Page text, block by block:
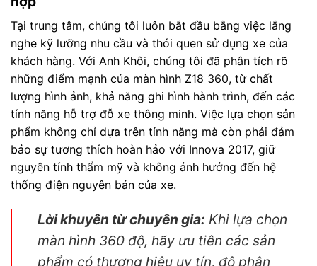
Tại trung tâm, chúng tôi luôn bắt đầu bằng việc lắng
nghe kỹ lưỡng nhu cầu và thói quen sử dụng xe của
khách hàng. Với Anh Khôi, chúng tôi đã phân tích rõ
những điểm mạnh của màn hình Z18 360, từ chất
lượng hình ảnh, khả năng ghi hình hành trình, đến các
tính năng hỗ trợ đỗ xe thông minh. Việc lựa chọn sản
phẩm không chỉ dựa trên tính năng mà còn phải đảm
bảo sự tương thích hoàn hảo với Innova 2017, giữ
nguyên tính thẩm mỹ và không ảnh hưởng đến hệ
thống điện nguyên bản của xe.
Lời khuyên từ chuyên gia: Khi lựa chọn
màn hình 360 độ, hãy ưu tiên các sản
phẩm có thương hiệu uy tín, độ phân